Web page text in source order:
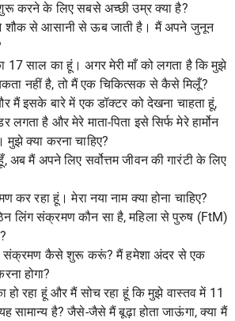
करने के लिए सबसे अच्छी उम्र क्या है?
शौक से आसानी से ऊब जाती है। मैं अपने जुनून
17 साल का हूं। अगर मेरी माँ को लगता है कि मुझे
नहीं है, तो मैं एक चिकित्सक से कैसे मिलूँ?
मैं इसके बारे में एक डॉक्टर को देखना चाहता हूं,
है और मेरे माता-पिता इसे सिर्फ मेरे हार्मोन
क्या करना चाहिए?
मैं अपने लिए सर्वोत्तम जीवन की गारंटी के लिए
रहा हूं। मेरा नया नाम क्या होना चाहिए?
लिंग संक्रमण कौन सा है, महिला से पुरुष (FtM)
संक्रमण कैसे शुरू करूं? मैं हमेशा अंदर से एक
होगा?
रहा हूं और मैं सोच रहा हूं कि मुझे वास्तव में 11
सामान्य है? जैसे-जैसे मैं बूढ़ा होता जाऊंगा, क्या मैं